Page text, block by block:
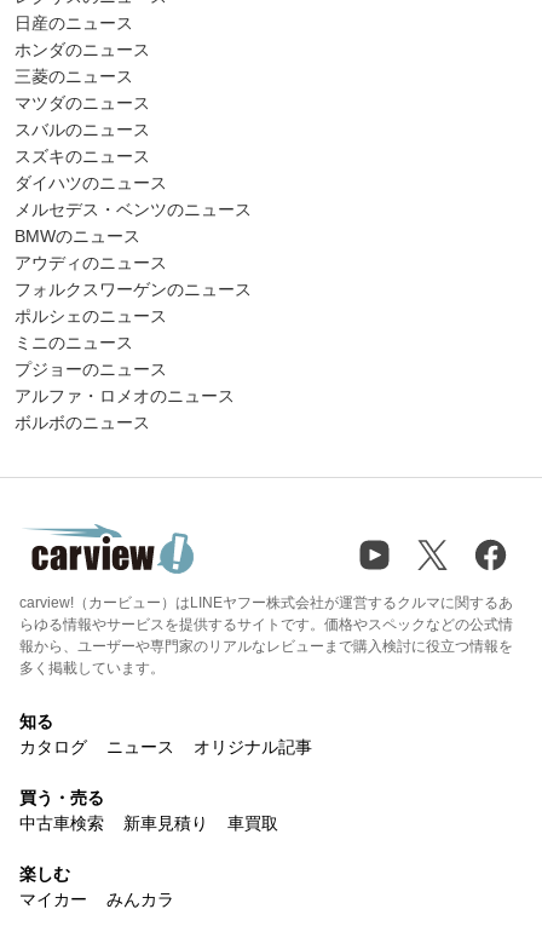
日産のニュース
ホンダのニュース
三菱のニュース
マツダのニュース
スバルのニュース
スズキのニュース
ダイハツのニュース
メルセデス・ベンツのニュース
BMWのニュース
アウディのニュース
フォルクスワーゲンのニュース
ポルシェのニュース
ミニのニュース
プジョーのニュース
アルファ・ロメオのニュース
ボルボのニュース
carview!（カービュー）はLINEヤフー株式会社が運営するクルマに関するあ
らゆる情報やサービスを提供するサイトです。価格やスペックなどの公式情
報から、ユーザーや専門家のリアルなレビューまで購入検討に役立つ情報を
多く掲載しています。
知る
カタログ
ニュース オリジナル記事
買う・売る
中古車検索
新車見積り 車買取
楽しむ
マイカー
みんカラ